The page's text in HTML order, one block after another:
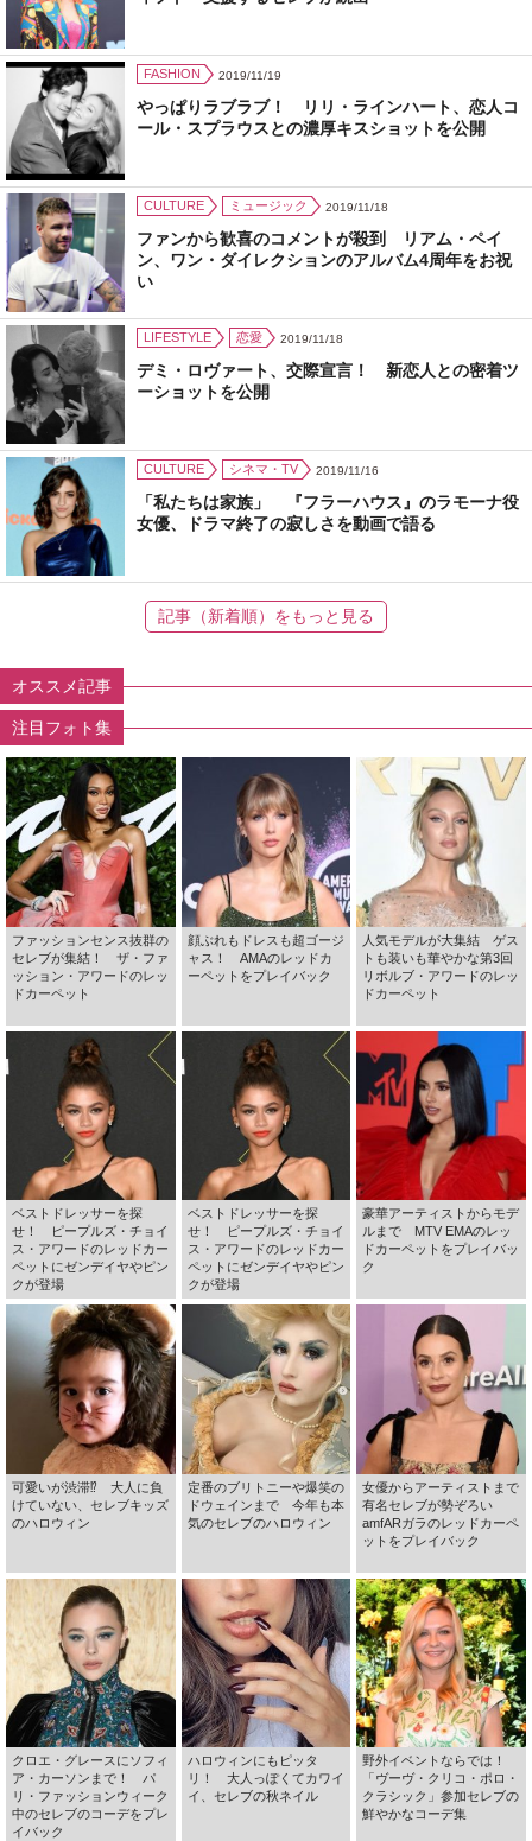
FASHION 2019/11/19
やっぱりラブラブ！ リリ・ラインハート、恋人コ
ール・スプラウスとの濃厚キスショットを公開
CULTURE ミュージック 2019/11/18
ファンから歓喜のコメントが殺到 リアム・ペイ
ン、ワン・ダイレクションのアルバム4周年をお祝
い
LIFESTYLE 恋愛 2019/11/18
デミ・ロヴァート、交際宣言！ 新恋人との密着ツ
ーショットを公開
CULTURE シネマ・TV 2019/11/16
「私たちは家族」 『フラーハウス』のラモーナ役
女優、ドラマ終了の寂しさを動画で語る
記事（新着順）をもっと見る
オススメ記事
注目フォト集
ファッションセンス抜群の
セレブが集結！ ザ・ファ
ッション・アワードのレッ
ドカーペット
顔ぶれもドレスも超ゴージ
ャス！ AMAのレッドカ
ーペットをプレイバック
人気モデルが大集結 ゲス
トも装いも華やかな第3回
リボルブ・アワードのレッ
ドカーペット
ベストドレッサーを探
せ！ ピープルズ・チョイ
ス・アワードのレッドカー
ペットにゼンデイヤやピン
クが登場
ベストドレッサーを探
せ！ ピープルズ・チョイ
ス・アワードのレッドカー
ペットにゼンデイヤやピン
クが登場
豪華アーティストからモデ
ルまで MTV EMAのレッ
ドカーペットをプレイバッ
ク
可愛いが渋滞⁉ 大人に負
けていない、セレブキッズ
のハロウィン
定番のブリトニーや爆笑の
ドウェインまで 今年も本
気のセレブのハロウィン
女優からアーティストまで
有名セレブが勢ぞろい
amfARガラのレッドカーペ
ットをプレイバック
クロエ・グレースにソフィ
ア・カーソンまで！ パ
リ・ファッションウィーク
中のセレブのコーデをプレ
イバック
ハロウィンにもピッタ
リ！ 大人っぽくてカワイ
イ、セレブの秋ネイル
野外イベントならでは！
「ヴーヴ・クリコ・ポロ・
クラシック」参加セレブの
鮮やかなコーデ集